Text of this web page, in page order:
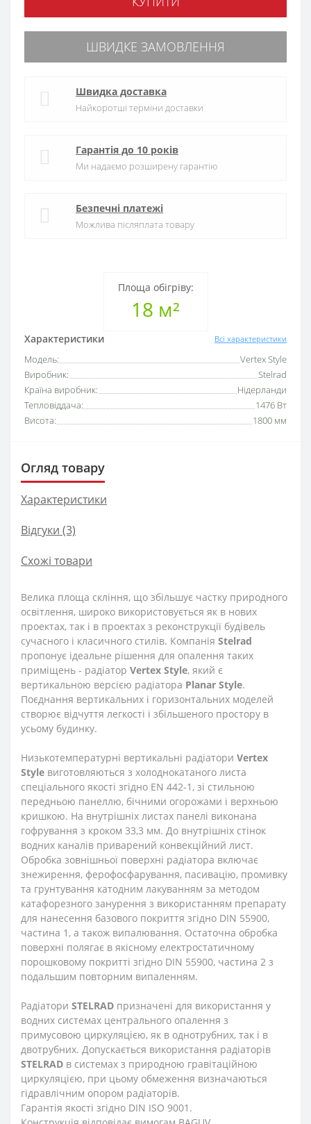
Площа обігріву:
18 м²
Характеристики Всі характеристики
Модель:
Vertex Style
Виробник:
Stelrad
Країна виробник:
Нідерланди
Тепловіддача:
1476 Вт
Висота:
1800 мм
ШВИДКЕ ЗАМОВЛЕННЯ
Швидка доставка
Найкоротші терміни доставки
Гарантія до 10 років
Ми надаємо розширену гарантію
Безпечні платежі
Можлива післяплата товару
Огляд товару
Характеристики
Відгуки (3)
Схожі товари
Велика площа скління, що збільшує частку природного
освітлення, широко використовується як в нових
проектах, так і в проектах з реконструкції будівель
сучасного і класичного стилів. Компанія Stelrad
пропонує ідеальне рішення для опалення таких
приміщень - радіатор Vertex Style, який є
вертикальною версією радіатора Planar Style.
Поєднання вертикальних і горизонтальних моделей
створює відчуття легкості і збільшеного простору в
усьому будинку.
Низькотемпературні вертикальні радіатори Vertex
Style виготовляються з холоднокатаного листа
спеціального якості згідно EN 442-1, зі стильною
передньою панеллю, бічними огорожами і верхньою
кришкою. На внутрішніх листах панелі виконана
гофрування з кроком 33,3 мм. До внутрішніх стінок
водних каналів приварений конвекційний лист.
Обробка зовнішньої поверхні радіатора включає
знежирення, ферофосфарування, пасивацію, промивку
та грунтування катодним лакуванням за методом
катафорезного занурення з використанням препарату
для нанесення базового покриття згідно DIN 55900,
частина 1, а також випалювання. Остаточна обробка
поверхні полягає в якісному електростатичному
порошковому покритті згідно DIN 55900, частина 2 з
подальшим повторним випаленням.
Радіатори STELRAD призначені для використання у
водних системах центрального опалення з
примусовою циркуляцією, як в однотрубних, так і в
двотрубних. Допускається використання радіаторів
STELRAD в системах з природною гравітаційною
циркуляцією, при цьому обмеження визначаються
гідравлічним опором радіаторів.
Гарантія якості згідно DIN ISO 9001.